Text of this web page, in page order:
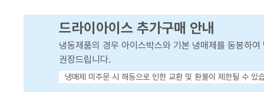
드라이아이스 추가구매 안내
냉동제품의 경우 아이스박스와 기본 냉매제를 동봉하
권장드립니다.
냉매제 미주문 시 해동으로 인한 교환 및 환불이 제한될 수 있